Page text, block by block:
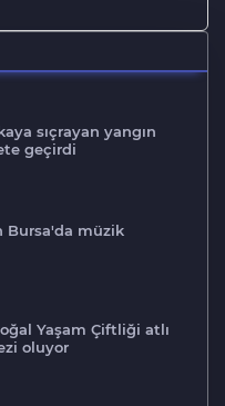
sıçrayan yangın
geçirdi
Bursa'da müzik
Yaşam Çiftliği atlı
oluyor